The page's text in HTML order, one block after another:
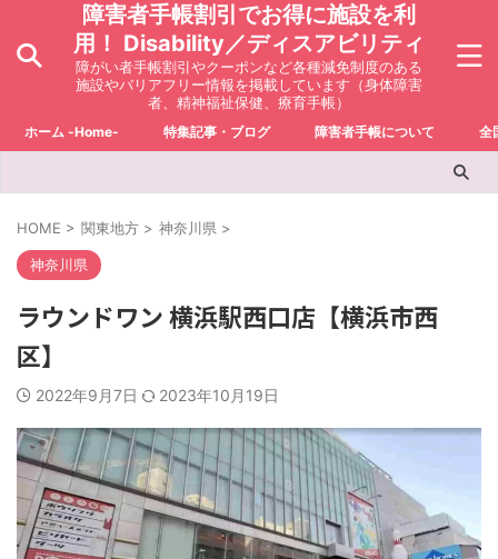
障害者手帳割引でお得に施設を利
用！ Disability／ディスアビリティ
障がい者手帳割引やクーポンなど各種減免制度のある
施設やバリアフリー情報を掲載しています（身体障害
者、精神福祉保健、療育手帳）
ホーム -Home- 特集記事・ブログ 障害者手帳について 全
HOME > 関東地方 > 神奈川県 >
神奈川県
ラウンドワン 横浜駅西口店【横浜市西
区】
2022年9月7日 2023年10月19日